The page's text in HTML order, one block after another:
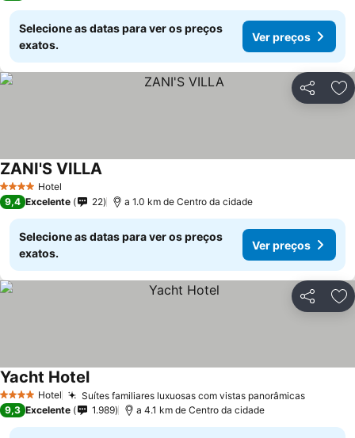
Selecione as datas para ver os preços
exatos.
Ver preços
Partilhar
4 EstrelasHotel
ZANI'S VILLAVer preços
9,4 Excelente 22 a 1.0 km de Centro da cidade
Selecione as datas para ver os preços
exatos.
Ver preços
Partilhar
4 EstrelasHotel Suítes familiares luxuosas com vistas panorâmicasVer
Yacht HotelVer preços
9,3 Excelente 1.989 a 4.1 km de Centro da cidade